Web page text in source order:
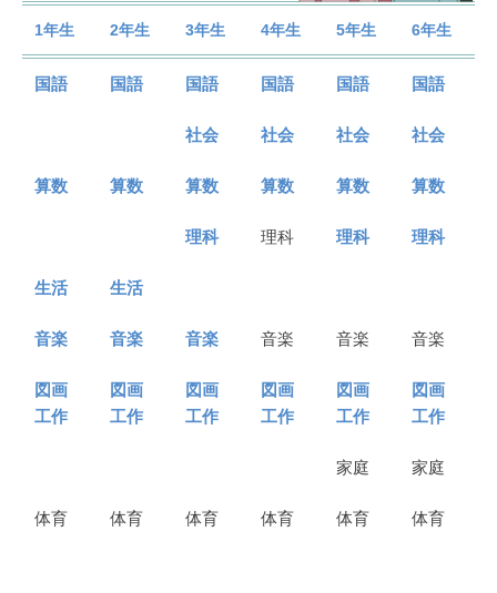
1年生 2年生 3年生 4年生 5年生 6年生
国語 国語 国語 国語 国語 国語
社会 社会 社会 社会
算数 算数 算数 算数 算数 算数
理科 理科 理科 理科
生活 生活
音楽 音楽 音楽 音楽 音楽 音楽
図画
工作
図画
工作
図画
工作
図画
工作
図画
工作
図画
工作
家庭 家庭
体育 体育 体育 体育 体育 体育